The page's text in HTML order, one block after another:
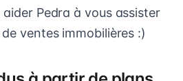
Pedra à vous assister
ventes immobilières :)